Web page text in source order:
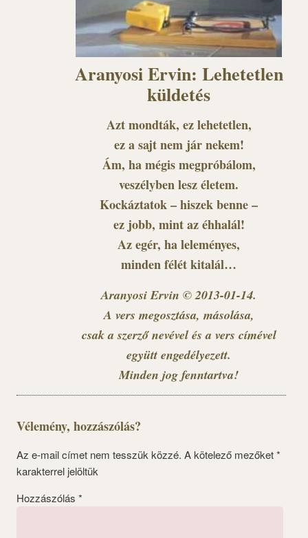
Aranyosi Ervin: Lehetetlen
küldetés
Azt mondták, ez lehetetlen,
ez a sajt nem jár nekem!
Ám, ha mégis megpróbálom,
veszélyben lesz életem.
Kockáztatok – hiszek benne –
ez jobb, mint az éhhalál!
Az egér, ha leleményes,
minden félét kitalál…
Aranyosi Ervin © 2013-01-14.
A vers megosztása, másolása,
csak a szerző nevével és a vers címével
együtt engedélyezett.
Minden jog fenntartva!
Vélemény, hozzászólás?
Az e-mail címet nem tesszük közzé. A kötelező mezőket*
karakterrel jelöltük
Hozzászólás *